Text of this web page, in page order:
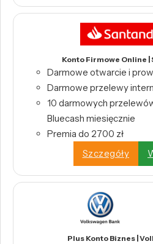
Konto Firmowe Online |
Darmowe otwarcie i
Darmowe przelewy
10 darmowych
Bluecash miesięcznie
Premia do 2700 zł
Szczegóły
Plus Konto Biznes |